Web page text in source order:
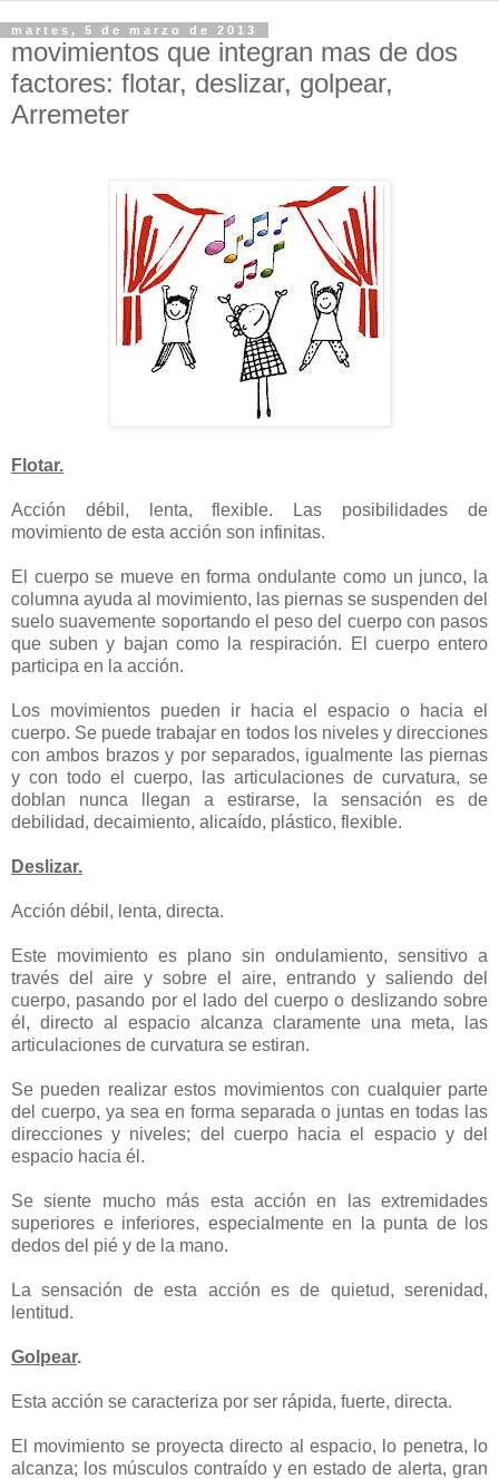
martes, 5 de marzo de 2013
movimientos que integran mas de dos
factores: flotar, deslizar, golpear,
Arremeter
Flotar.
Acción débil, lenta, flexible. Las posibilidades de
movimiento de esta acción son infinitas.
El cuerpo se mueve en forma ondulante como un junco, la
columna ayuda al movimiento, las piernas se suspenden del
suelo suavemente soportando el peso del cuerpo con pasos
que suben y bajan como la respiración. El cuerpo entero
participa en la acción.
Los movimientos pueden ir hacia el espacio o hacia el
cuerpo. Se puede trabajar en todos los niveles y direcciones
con ambos brazos y por separados, igualmente las piernas
y con todo el cuerpo, las articulaciones de curvatura, se
doblan nunca llegan a estirarse, la sensación es de
debilidad, decaimiento, alicaído, plástico, flexible.
Deslizar.
Acción débil, lenta, directa.
Este movimiento es plano sin ondulamiento, sensitivo a
través del aire y sobre el aire, entrando y saliendo del
cuerpo, pasando por el lado del cuerpo o deslizando sobre
él, directo al espacio alcanza claramente una meta, las
articulaciones de curvatura se estiran.
Se pueden realizar estos movimientos con cualquier parte
del cuerpo, ya sea en forma separada o juntas en todas las
direcciones y niveles; del cuerpo hacia el espacio y del
espacio hacia él.
Se siente mucho más esta acción en las extremidades
superiores e inferiores, especialmente en la punta de los
dedos del pié y de la mano.
La sensación de esta acción es de quietud, serenidad,
lentitud.
Golpear.
Esta acción se caracteriza por ser rápida, fuerte, directa.
El movimiento se proyecta directo al espacio, lo penetra, lo
alcanza; los músculos contraído y en estado de alerta, gran